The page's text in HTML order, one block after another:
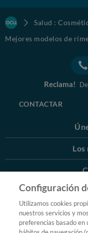
Salud :
Mejores modelos de
Reclama!
CONTACTAR
Los
Condiciones
Configuración
Utilizamos cookies
nuestros servicios y
preferencias basado